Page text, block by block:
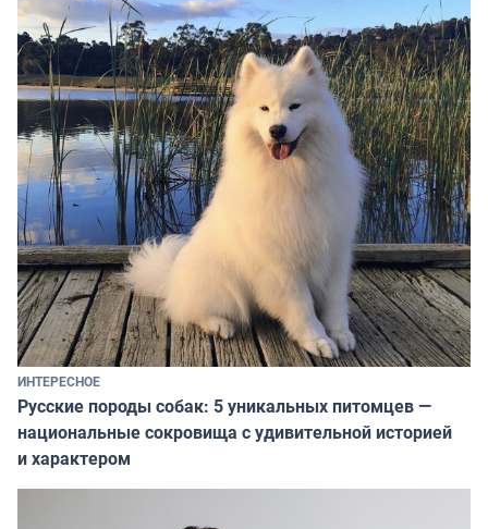
ИНТЕРЕСНОЕ
Русские породы собак: 5 уникальных питомцев —
национальные сокровища с удивительной историей
и характером